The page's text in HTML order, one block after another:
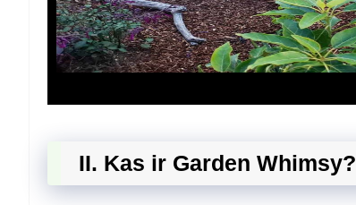
II. Kas ir Garden Whimsy?